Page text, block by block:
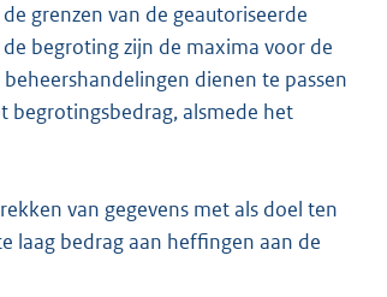
grenzen van de geautoriseerde
begroting zijn de maxima voor de
dienen te passen
alsmede het
van gegevens met als doel ten
laag bedrag aan heffingen aan de